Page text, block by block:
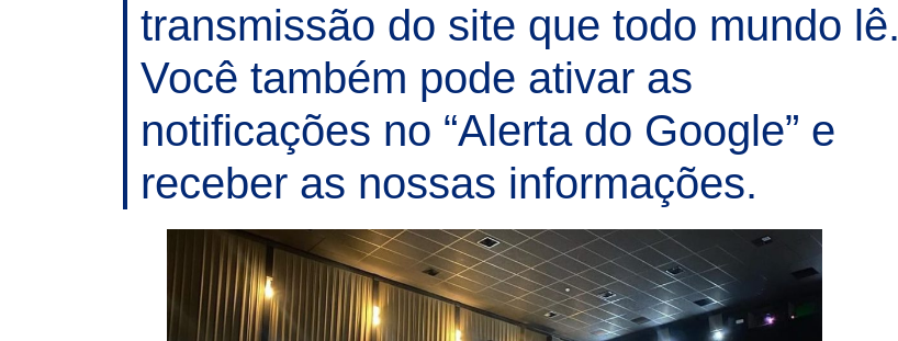
transmissão do site que todo mundo lê.
Você também pode ativar as
notificações no “Alerta do Google” e
receber as nossas informações.